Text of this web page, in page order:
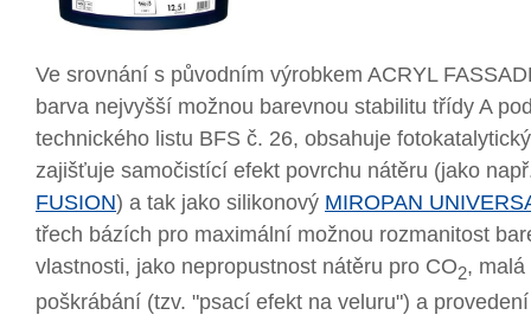
Ve srovnání s původním výrobkem ACRYL
barva nejvyšší možnou barevnou stabilitu třídy A
technického listu BFS č. 26, obsahuje
zajišťuje samočistící efekt povrchu nátěru (jako
FUSION) a tak jako silikonový MIROPAN
třech bázích pro maximální možnou rozmanitost
vlastnosti, jako nepropustnost nátěru pro CO2, malá
poškrábání (tzv. "psací efekt na veluru") a